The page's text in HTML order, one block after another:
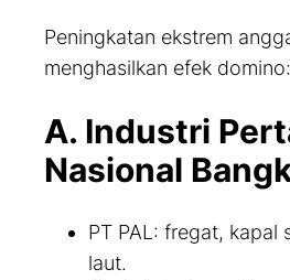
Peningkatan ekstrem
menghasilkan efek domino:
A. Industri
Nasional
PT PAL: fregat, kapal
laut.